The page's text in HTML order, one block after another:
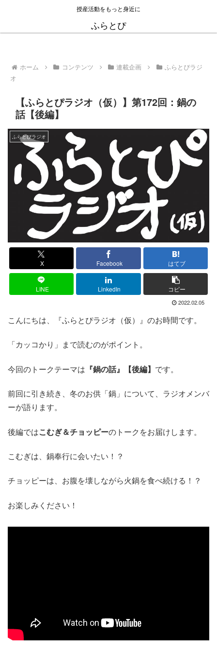
授産活動をもっと身近に
ふらとぴ
ホーム コンテンツ 連載企画
ふらとぴラジ
オ
【ふらとぴラジオ（仮）】第172回：鍋の
話【後編】
ふらとぴラジオ
X Facebook はてブ
LINE LinkedIn コピー
2022.02.05
こんにちは、『ふらとぴラジオ（仮）』のお時間です。
「カッコかり」まで読むのがポイント。
今回のトークテーマは 『鍋の話』【後編】 です。
前回に引き続き、冬のお供「鍋」について、ラジオメンバ
ーが語ります。
後編ではこむぎ＆チョッピーのトークをお届けします。
こむぎは、鍋奉行に会いたい！？
チョッピーは、お腹を壊しながら火鍋を食べ続ける！？
お楽しみください！